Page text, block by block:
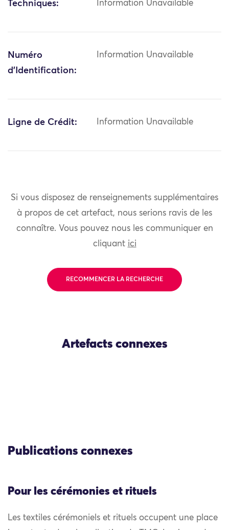
Techniques: Information Unavailable
Numéro
d'Identification:
Information Unavailable
Ligne de Crédit: Information Unavailable
Si vous disposez de renseignements supplémentaires
à propos de cet artefact, nous serions ravis de les
connaître. Vous pouvez nous les communiquer en
cliquant ici
RECOMMENCER LA RECHERCHE
Artefacts connexes
Publications connexes
Pour les cérémonies et rituels
Les textiles cérémoniels et rituels occupent une place